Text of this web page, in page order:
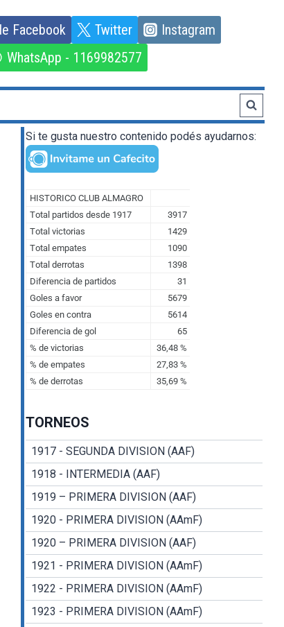
Facebook Twitter
Instagram
WhatsApp - 1169982577
Si te gusta nuestro contenido podés ayudarnos:
TORNEOS
1917 - SEGUNDA DIVISION (AAF)
1918 - INTERMEDIA (AAF)
1919 – PRIMERA DIVISION (AAF)
1920 - PRIMERA DIVISION (AAmF)
1920 – PRIMERA DIVISION (AAF)
1921 - PRIMERA DIVISION (AAmF)
1922 - PRIMERA DIVISION (AAmF)
1923 - PRIMERA DIVISION (AAmF)